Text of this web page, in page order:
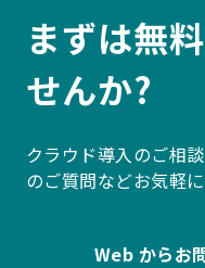
まずは無
せんか?
クラウド導入のご相
のご質問などお気軽
Web からお